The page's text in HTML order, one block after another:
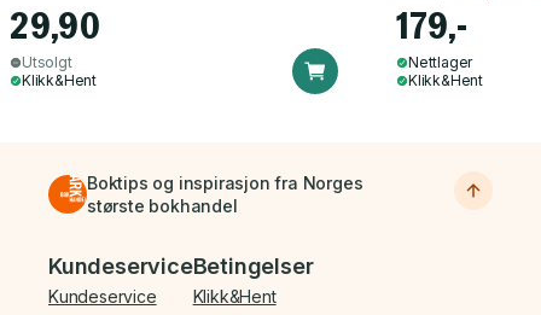
29,90
Utsolgt
Klikk&Hent
179,-
Nettlager
Klikk&Hent
Boktips og inspirasjon fra Norges
største bokhandel
Bunnmeny
Kundeservice
Kundeservice
Betingelser
Klikk&Hent